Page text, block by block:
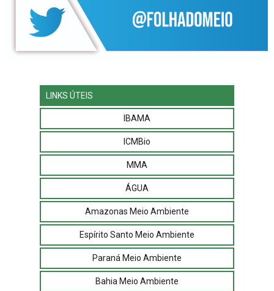
LINKS ÚTEIS
IBAMA
ICMBio
MMA
ÁGUA
Amazonas Meio Ambiente
Espírito Santo Meio Ambiente
Paraná Meio Ambiente
Bahia Meio Ambiente